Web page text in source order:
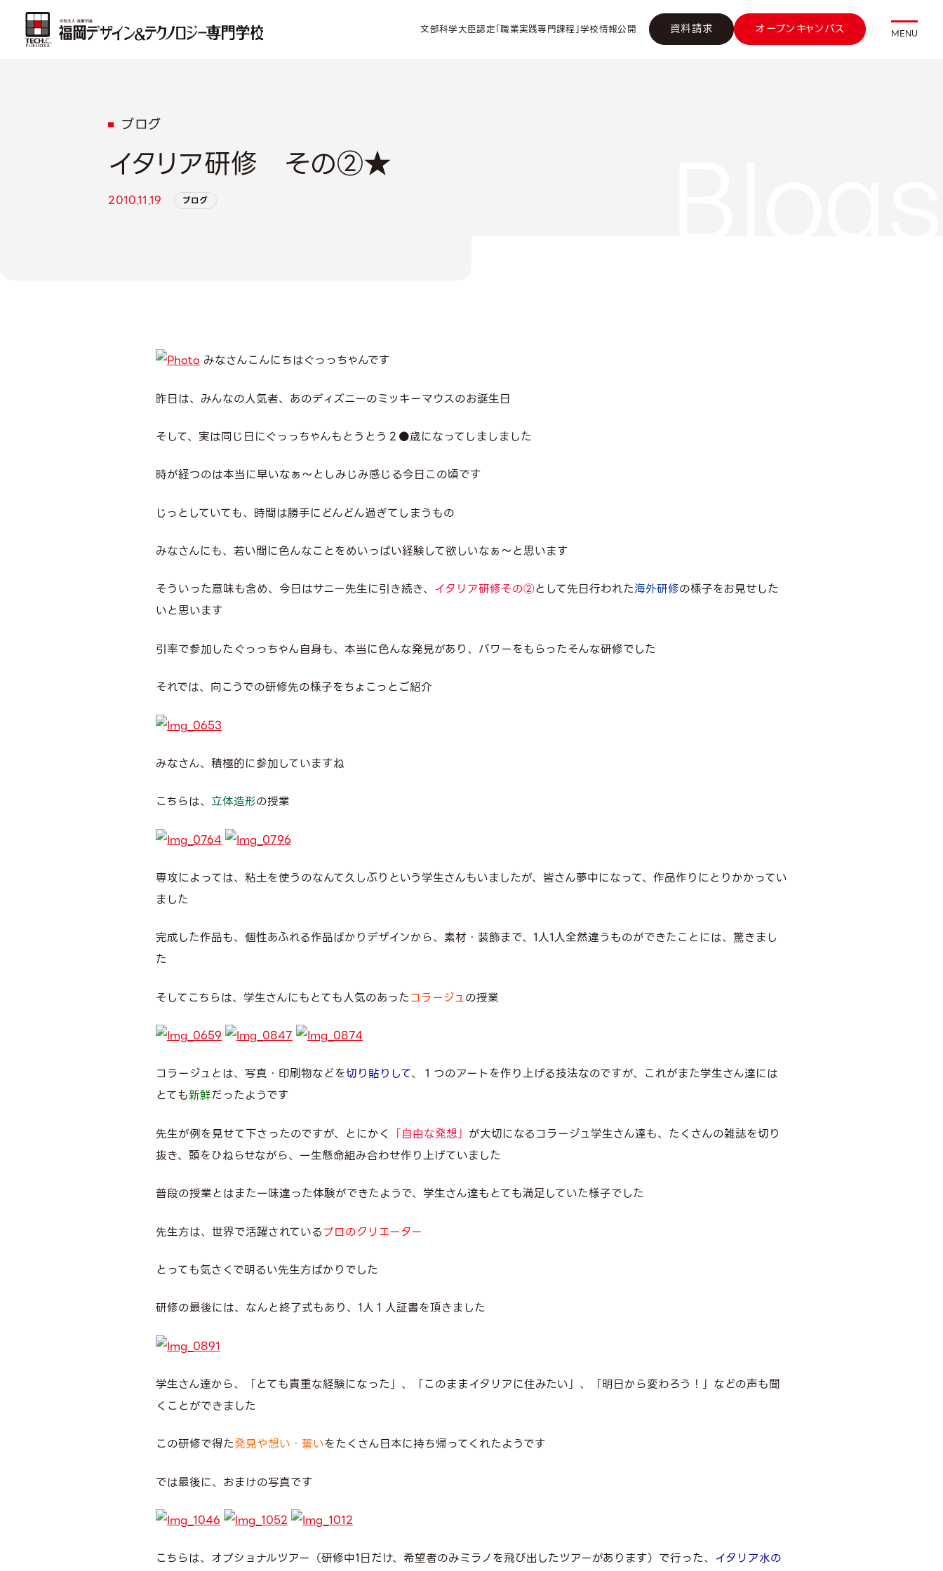
文部科学大臣認定「職業実践専門課程」学校情報公開 資料請求 オープンキャンパス MENU
ブログ
イタリア研修 その②★
2010.11.19 ブログ
みなさんこんにちはぐっっちゃんです
昨日は、みんなの人気者、あのディズニーのミッキーマウスのお誕生日
そして、実は同じ日にぐっっちゃんもとうとう２●歳になってしましました
時が経つのは本当に早いなぁ～としみじみ感じる今日この頃です
じっとしていても、時間は勝手にどんどん過ぎてしまうもの
みなさんにも、若い間に色んなことをめいっぱい経験して欲しいなぁ～と思います
そういった意味も含め、今日はサニー先生に引き続き、 イタリア研修その②として先日行われた海外研修の様子をお見せした
いと思います
引率で参加したぐっっちゃん自身も、本当に色んな発見があり、パワーをもらったそんな研修でした
それでは、向こうでの研修先の様子をちょこっとご紹介
みなさん、積極的に参加していますね
こちらは、 立体造形の授業
専攻によっては、粘土を使うのなんて久しぶりという学生さんもいましたが、皆さん夢中になって、作品作りにとりかかってい
ました
完成した作品も、個性あふれる作品ばかりデザインから、素材・装飾まで、1人1人全然違うものができたことには、驚きまし
た
そしてこちらは、学生さんにもとても人気のあったコラージュの授業
コラージュとは、写真・印刷物などを切り貼りして、１つのアートを作り上げる技法なのですが、これがまた学生さん達には
とても新鮮だったようです
先生が例を見せて下さったのですが、とにかく 「自由な発想」 が大切になるコラージュ学生さん達も、たくさんの雑誌を切り
抜き、頭をひねらせながら、一生懸命組み合わせ作り上げていました
普段の授業とはまた一味違った体験ができたようで、学生さん達もとても満足していた様子でした
先生方は、世界で活躍されているプロのクリエーター
とっても気さくで明るい先生方ばかりでした
研修の最後には、なんと終了式もあり、1人１人証書を頂きました
学生さん達から、「とても貴重な経験になった」、「このままイタリアに住みたい」、「明日から変わろう！」などの声も聞
くことができました
この研修で得た発見や想い・誓いをたくさん日本に持ち帰ってくれたようです
では最後に、おまけの写真です
こちらは、オプショナルツアー（研修中1日だけ、希望者のみミラノを飛び出したツアーがあります）で行った、 イタリア水の